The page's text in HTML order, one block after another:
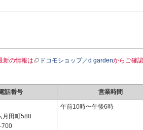
新の情報は ドコモショップ／d gardenからご確
話番号 営業時間
月田町588
700
午前10時〜午後6時